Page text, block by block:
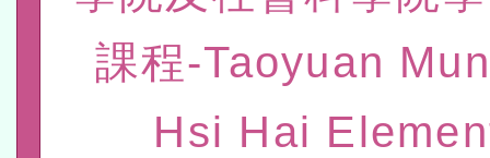
位及節水達人選拔活動」
市孔廟祈福系列活動—儒
2026年桃園地景藝術節教
本校115學年度第2次代理
課程-Taoyuan
Hsi Hai